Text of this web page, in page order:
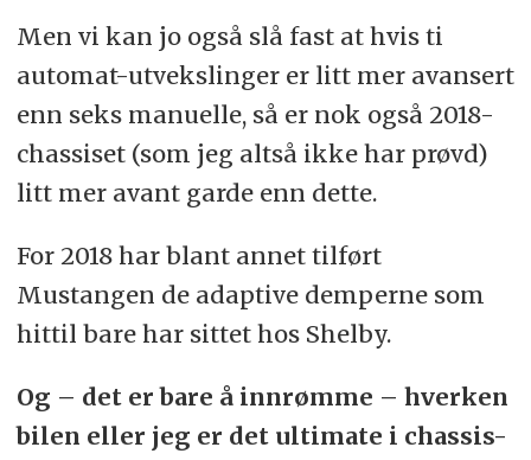
Men vi kan jo også slå fast at hvis ti
automat-utvekslinger er litt mer avansert
enn seks manuelle, så er nok også 2018-
chassiset (som jeg altså ikke har prøvd)
litt mer avant garde enn dette.
For 2018 har blant annet tilført
Mustangen de adaptive demperne som
hittil bare har sittet hos Shelby.
Og – det er bare å innrømme – hverken
bilen eller jeg er det ultimate i chassis-